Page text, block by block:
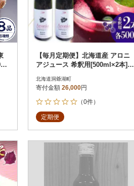
【毎月定期便】北海道産 アロニ
アジュース 希釈用[500ml×2本]全
北海道洞爺湖町
寄付金額 26,000円
（0件）
定期便